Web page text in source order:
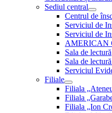
Sediul central
Centrul de
Serviciul de
Serviciul de
AMERICAN
Sala de lectură
Sala de
Serviciul
Filiale
Filiala
Filiala
Filiala „Ion